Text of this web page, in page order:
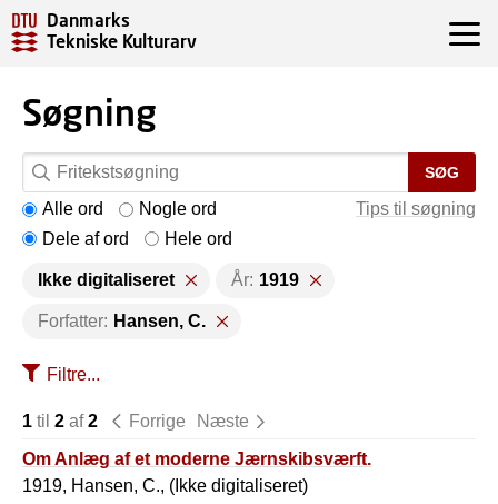
Danmarks
Tekniske Kulturarv
Søgning
SØG
Tips til søgning
Alle ord
Nogle ord
Dele af ord
Hele ord
Ikke digitaliseret År: 1919
Forfatter: Hansen, C.
Filtre...
1 til 2 af2 Forrige
Næste
Om Anlæg af et moderne Jærnskibsværft.
1919, Hansen, C., (Ikke digitaliseret)